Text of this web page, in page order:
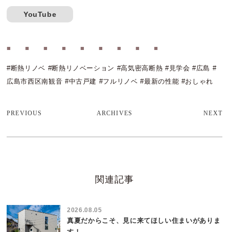
YouTube
■ ■ ■ ■ ■ ■ ■ ■ ■
#断熱リノベ #断熱リノベーション #高気密高断熱 #見学会 #広島 #
広島市西区南観音 #中古戸建 #フルリノベ #最新の性能 #おしゃれ
PREVIOUS ARCHIVES NEXT
関連記事
2026.08.05
真夏だからこそ、見に来てほしい住まいがありま